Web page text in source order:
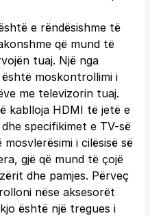
e rëndësishme të
që mund të
tuaj. Një nga
moskontrollimi i
me televizorin tuaj.
kablloja HDMI të jetë e
specifikimet e TV-së
i cilësisë së
gjë që mund të çojë
dhe pamjes. Përveç
nëse aksesorët
është një tregues i